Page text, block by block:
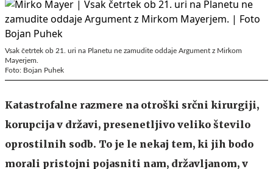
Vsak četrtek ob 21. uri na Planetu ne zamudite oddaje Argument z Mirkom
Mayerjem.
Foto: Bojan Puhek
Katastrofalne razmere na otroški srčni kirurgiji,
korupcija v državi, presenetljivo veliko število
oprostilnih sodb. To je le nekaj tem, ki jih bodo
morali pristojni pojasniti nam, državljanom, v